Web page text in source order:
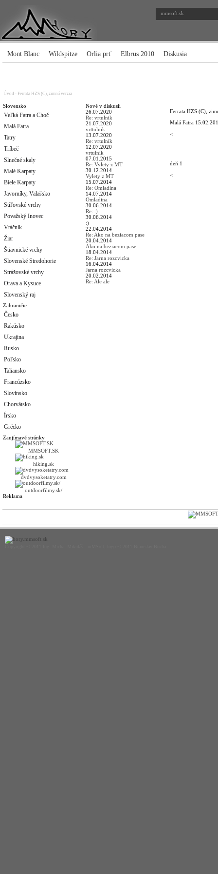
mmsoft.sk
Mont Blanc Wildspitze Orlia prť Elbrus 2010 Diskusia
Úvod - Ferrata HZS (C), zimná verzia
Slovensko
Veľká Fatra a Choč
Malá Fatra
Tatry
Tríbeč
Slnečné skaly
Malé Karpaty
Biele Karpaty
Javorníky, Valašsko
Súľovské vrchy
Považský Inovec
Vtáčnik
Žiar
Štiavnické vrchy
Slovenské Stredohorie
Strážovské vrchy
Orava a Kysuce
Slovenský raj
Zahraničie
Česko
Rakúsko
Ukrajina
Rusko
Poľsko
Taliansko
Francúzsko
Slovinsko
Chorvátsko
Írsko
Grécko
Zaujímavé stránky
MMSOFT.SK
hiking.sk
dvdvysoketatry.com
outdoorfilmy.sk/
Reklama
Nové v diskusii
26.07.2020
Re: vrtulnik
21.07.2020
vrttulnik
13.07.2020
Re: vrtulník
12.07.2020
vrtulník
07.01.2015
Re: Vylety z MT
30.12.2014
Vylety z MT
15.07.2014
Re: Omladina
14.07.2014
Omladina
30.06.2014
Re: :)
30.06.2014
:)
22.04.2014
Re: Ako na beziacom pase
20.04.2014
Ako na beziacom pase
18.04.2014
Re: Jarna rozcvicka
16.04.2014
Jarna rozcvicka
20.02.2014
Re: Ale ale
Ferrata HZS (C),
Malá Fatra
<
deň 1
<